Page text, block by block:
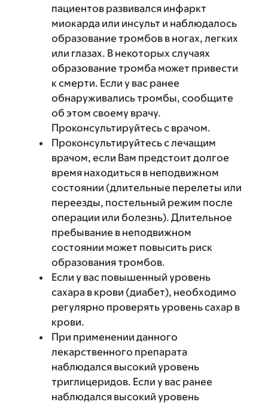
пациентов развивался инфаркт
миокарда или инсульт и наблюдалось
образование тромбов в ногах, легких
или глазах. В некоторых случаях
образование тромба может привести
к смерти. Если у вас ранее
обнаруживались тромбы, сообщите
об этом своему врачу.
Проконсультируйтесь с врачом.
Проконсультируйтесь с лечащим
врачом, если Вам предстоит долгое
время находиться в неподвижном
состоянии (длительные перелеты или
переезды, постельный режим после
операции или болезнь). Длительное
пребывание в неподвижном
состоянии может повысить риск
образования тромбов.
Если у вас повышенный уровень
сахара в крови (диабет), необходимо
регулярно проверять уровень сахар в
крови.
При применении данного
лекарственного препарата
наблюдался высокий уровень
триглицеридов. Если у вас ранее
наблюдался высокий уровень